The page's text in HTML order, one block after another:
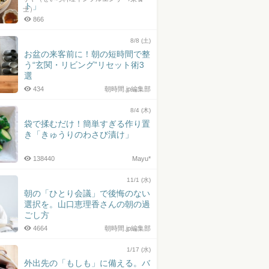
ト」
士）
866
8/8 (土)
お盆の来客前に！朝の短時間で整
う“玄関・リビング”リセット術3
選
朝時間.jp編集部
434
8/4 (木)
袋で揉むだけ！簡単すぎる作り置
き「きゅうりのわさび漬け」
Mayu*
138440
11/1 (水)
朝の「ひとり会議」で後悔のない
選択を。山口恵理香さんの朝の過
ごし方
朝時間.jp編集部
4664
1/17 (水)
外出先の「もしも」に備える。バ